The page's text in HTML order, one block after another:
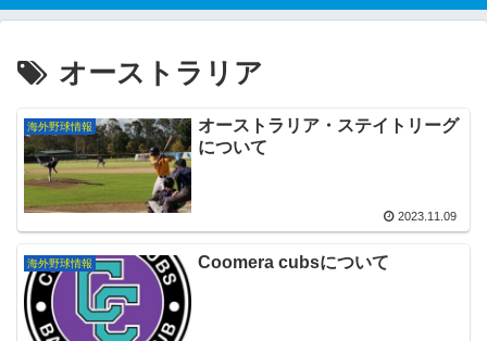
オーストラリア
海外野球情報
オーストラリア・ステイトリーグ
について
2023.11.09
海外野球情報 Coomera cubsについて